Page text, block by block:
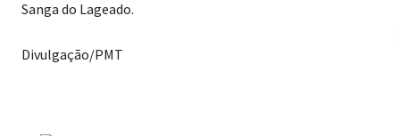
Sanga do Lageado.
Divulgação/PMT